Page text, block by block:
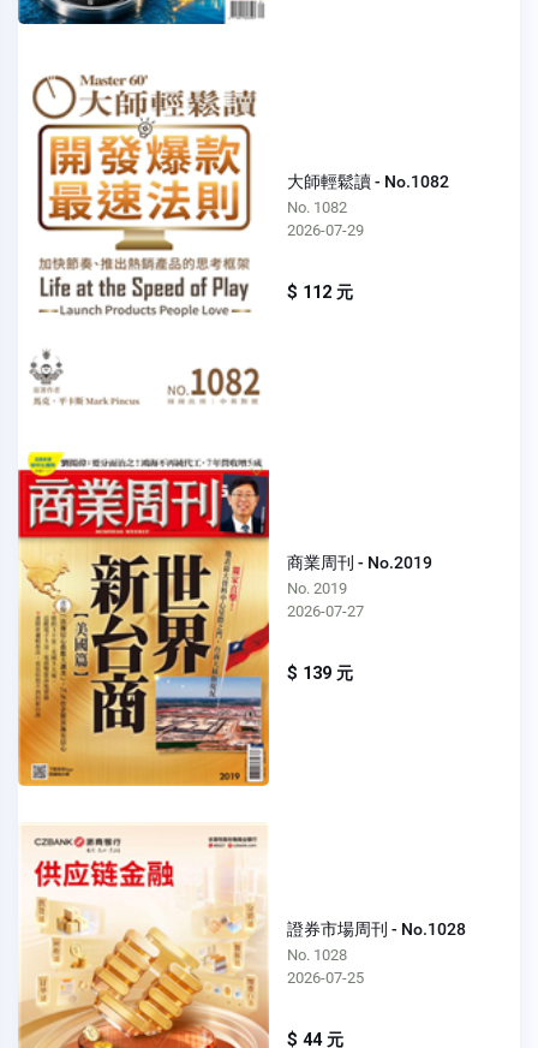
大師輕鬆讀 - No.1082
No. 1082
2026-07-29
$ 112 元
商業周刊 - No.2019
No. 2019
2026-07-27
$ 139 元
證券市場周刊 - No.1028
No. 1028
2026-07-25
$ 44 元